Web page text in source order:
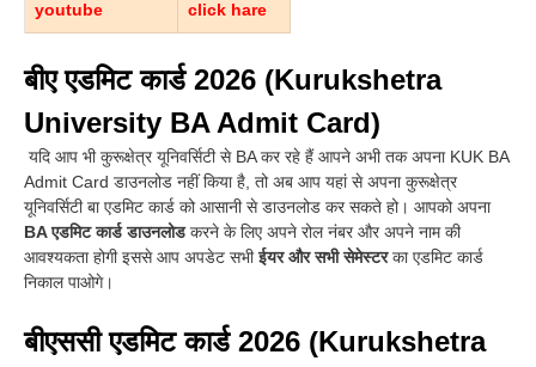
youtube click hare
बीए एडमिट कार्ड 2026 (Kurukshetra
University BA Admit Card)
यदि आप भी कुरूक्षेत्र यूनिवर्सिटी से BA कर रहे हैं आपने अभी तक अपना KUK BA
Admit Card डाउनलोड नहीं किया है, तो अब आप यहां से अपना कुरूक्षेत्र
यूनिवर्सिटी बा एडमिट कार्ड को आसानी से डाउनलोड कर सकते हो। आपको अपना
BA एडमिट कार्ड डाउनलोडकरने के लिए अपने रोल नंबर और अपने नाम की
आवश्यकता होगी इससे आप अपडेट सभीईयर और सभी सेमेस्टरका एडमिट कार्ड
निकाल पाओगे।
बीएससी एडमिट कार्ड 2026 (Kurukshetra